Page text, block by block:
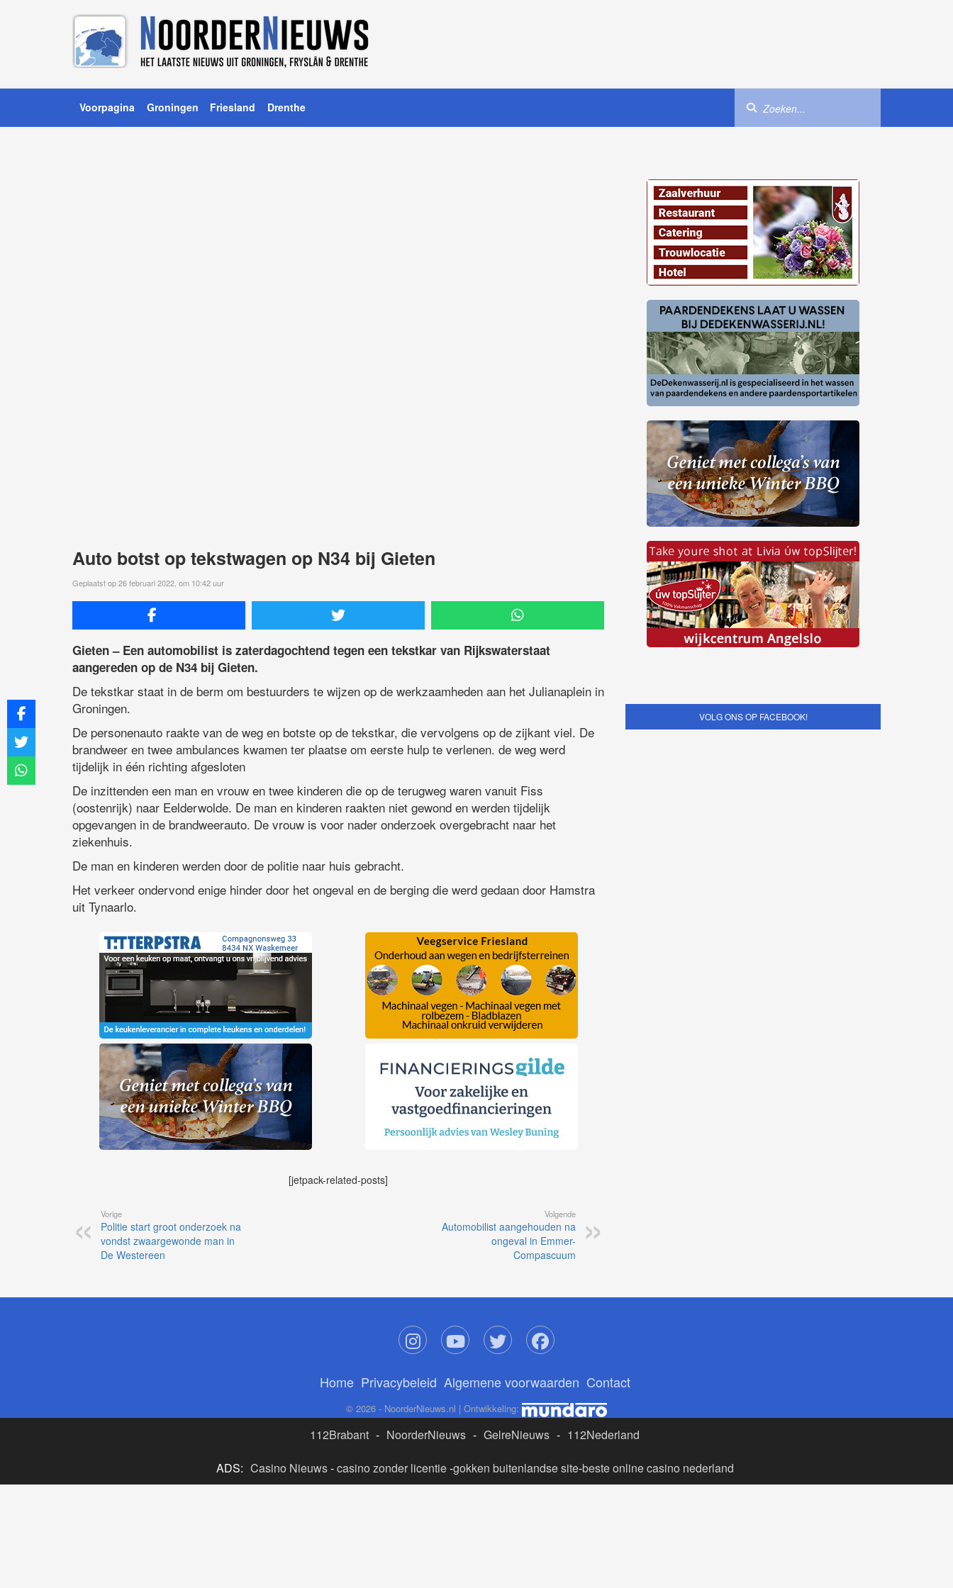
Voorpagina Groningen Friesland Drenthe
Auto botst op tekstwagen op N34 bij Gieten
Geplaatst op 26 februari 2022, om 10:42 uur
Gieten – Een automobilist is zaterdagochtend tegen een tekstkar van Rijkswaterstaat
aangereden op de N34 bij Gieten.
De tekstkar staat in de berm om bestuurders te wijzen op de werkzaamheden aan het Julianaplein in
Groningen.
De personenauto raakte van de weg en botste op de tekstkar, die vervolgens op de zijkant viel. De
brandweer en twee ambulances kwamen ter plaatse om eerste hulp te verlenen. de weg werd
tijdelijk in één richting afgesloten
De inzittenden een man en vrouw en twee kinderen die op de terugweg waren vanuit Fiss
(oostenrijk) naar Eelderwolde. De man en kinderen raakten niet gewond en werden tijdelijk
opgevangen in de brandweerauto. De vrouw is voor nader onderzoek overgebracht naar het
ziekenhuis.
De man en kinderen werden door de politie naar huis gebracht.
Het verkeer ondervond enige hinder door het ongeval en de berging die werd gedaan door Hamstra
uit Tynaarlo.
[jetpack-related-posts]
Vorige
Politie start groot onderzoek na
vondst zwaargewonde man in
De Westereen
Volgende
Automobilist aangehouden na
ongeval in Emmer-
Compascuum
VOLG ONS OP FACEBOOK!
Home Privacybeleid Algemene voorwaarden Contact
© 2026 - NoorderNieuws.nl | Ontwikkeling:
112Brabant - NoorderNieuws - GelreNieuws - 112Nederland
ADS: Casino Nieuws-casino zonder licentie-gokken buitenlandse site-beste online casino nederland